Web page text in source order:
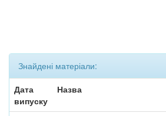
Знайдені матеріали:
Дата
випуску
Назва